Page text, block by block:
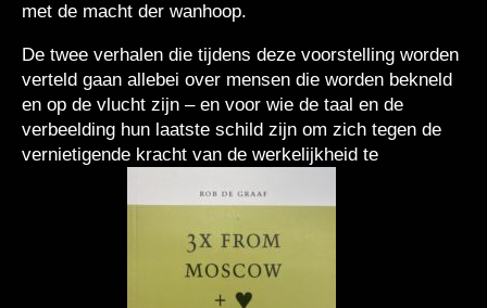
met de macht der wanhoop.
De twee verhalen die tijdens deze voorstelling worden
verteld gaan allebei over mensen die worden bekneld
en op de vlucht zijn – en voor wie de taal en de
verbeelding hun laatste schild zijn om zich tegen de
vernietigende kracht van de werkelijkheid te